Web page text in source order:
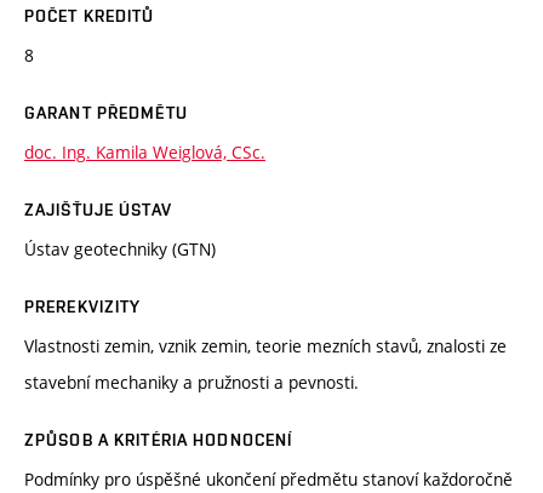
POČET KREDITŮ
8
GARANT PŘEDMĚTU
doc. Ing. Kamila Weiglová, CSc.
ZAJIŠŤUJE ÚSTAV
Ústav geotechniky (GTN)
PREREKVIZITY
Vlastnosti zemin, vznik zemin, teorie mezních stavů, znalosti ze
stavební mechaniky a pružnosti a pevnosti.
ZPŮSOB A KRITÉRIA HODNOCENÍ
Podmínky pro úspěšné ukončení předmětu stanoví každoročně